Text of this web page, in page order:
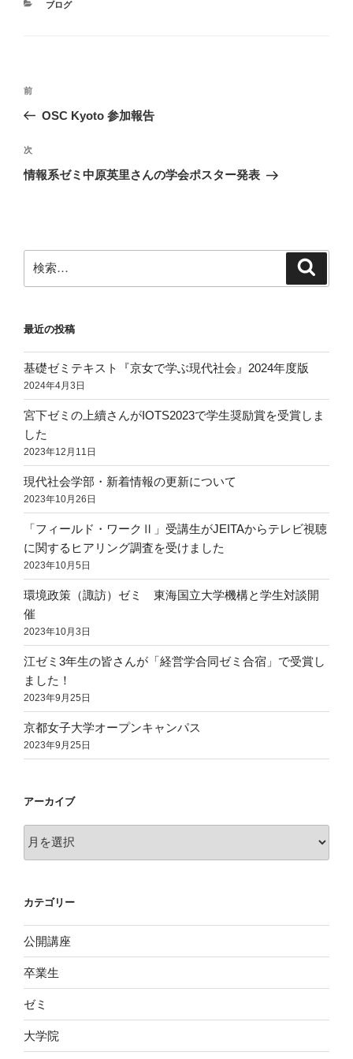
カ
ブログ
投
ビ
ゲ
ン
前
の
稿
前
OSC Kyoto 参加報告
次
の
次
情報系ゼミ中原英里さんの学会ポスター発表
索:
最近の投稿
基礎ゼミテキスト『京女で学ぶ現代社会』2024年度版
2024年4月3日
宮下ゼミの上續さんがIOTS2023で学生奨励賞を受賞しま
した
2023年12月11日
現代社会学部・新着情報の更新について
2023年10月26日
「フィールド・ワークⅡ」受講生がJEITAからテレビ視聴
に関するヒアリング調査を受けました
2023年10月5日
環境政策（諏訪）ゼミ 東海国立大学機構と学生対談開
催
2023年10月3日
江ゼミ3年生の皆さんが「経営学合同ゼミ合宿」で受賞し
ました！
2023年9月25日
京都女子大学オープンキャンパス
2023年9月25日
アーカイブ
ー
ブ
カテゴリー
公開講座
卒業生
ゼミ
大学院